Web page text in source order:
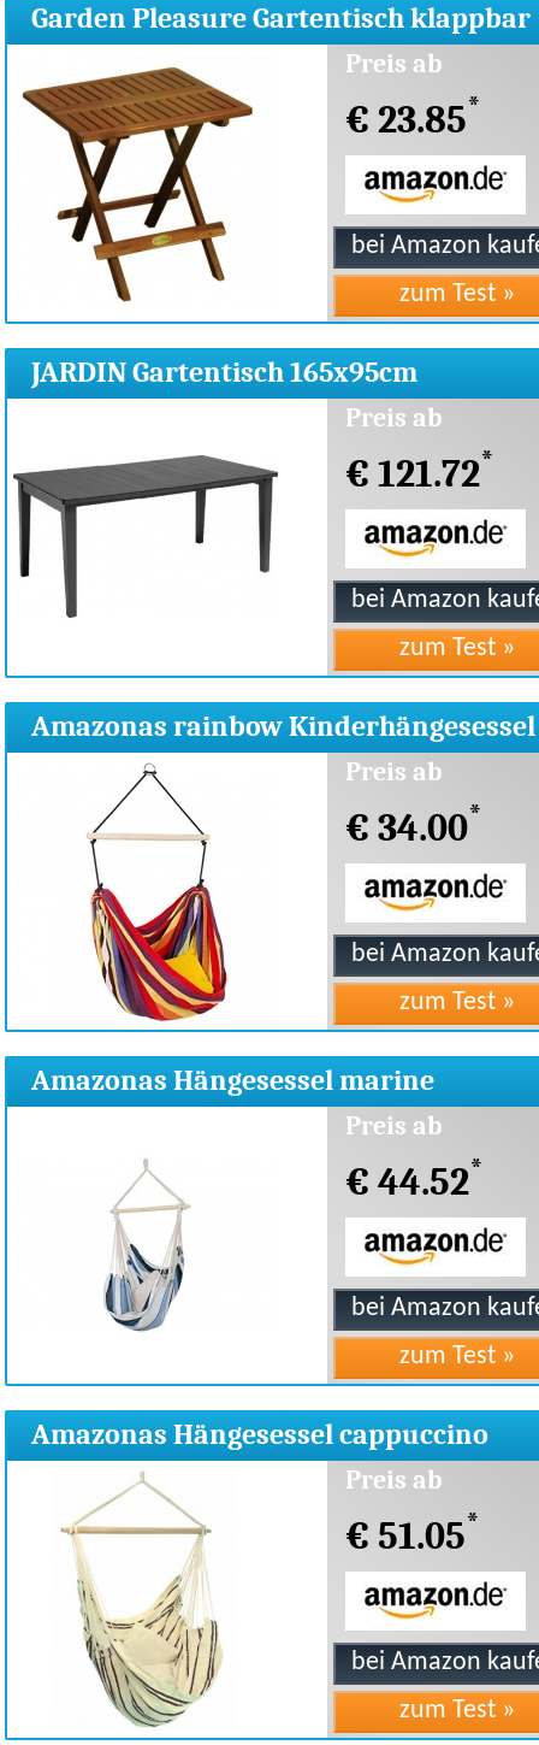
Garden Pleasure Gartentisch klappbar
Preis ab
€ 23.85*
JARDIN Gartentisch 165x95cm
Preis ab
€ 121.72*
Amazonas rainbow Kinderhängesessel
Preis ab
€ 34.00*
Amazonas Hängesessel marine
Preis ab
€ 44.52*
Amazonas Hängesessel cappuccino
Preis ab
€ 51.05*